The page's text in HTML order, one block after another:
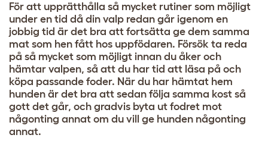
För att upprätthålla så mycket rutiner som möjligt
under en tid då din valp redan går igenom en
jobbig tid är det bra att fortsätta ge dem samma
mat som hen fått hos uppfödaren. Försök ta reda
på så mycket som möjligt innan du åker och
hämtar valpen, så att du har tid att läsa på och
köpa passande foder. När du har hämtat hem
hunden är det bra att sedan följa samma kost så
gott det går, och gradvis byta ut fodret mot
någonting annat om du vill ge hunden någonting
annat.